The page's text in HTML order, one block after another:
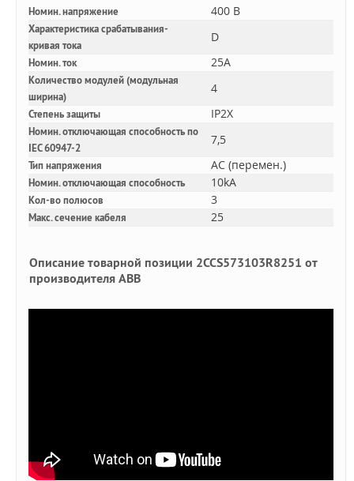
Номин. напряжение 400 В
Характеристика срабатывания-
кривая тока
D
Номин. ток 25A
Количество модулей (модульная
ширина)
4
Степень защиты IP2X
Номин. отключающая способность по
IEC 60947-2
7,5
Тип напряжения AC (перемен.)
Номин. отключающая способность 10kA
Кол-во полюсов 3
Макс. сечение кабеля 25
Описание товарной позиции 2CCS573103R8251 от
производителя ABB